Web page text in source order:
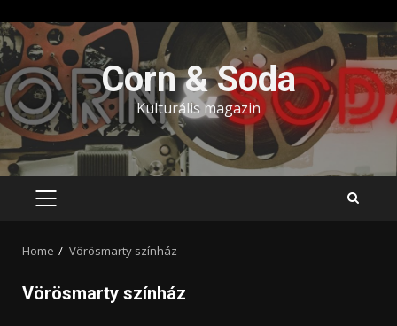
Skip
to
content
Corn & Soda
Kulturális magazin
PRIMARY
Home Vörösmarty színház
Vörösmarty színház